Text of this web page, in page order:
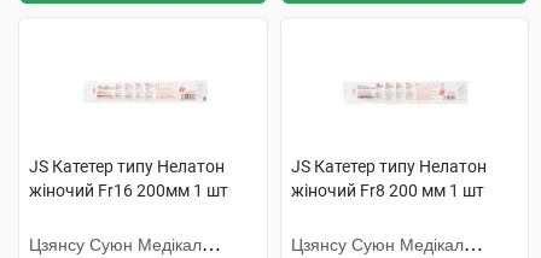
JS Катетер типу Нелатон
жіночий Fr16 200мм 1 шт
Цзянсу Суюн Медікал
JS Катетер типу Нелатон
жіночий Fr8 200 мм 1 шт
Цзянсу Суюн Медікал